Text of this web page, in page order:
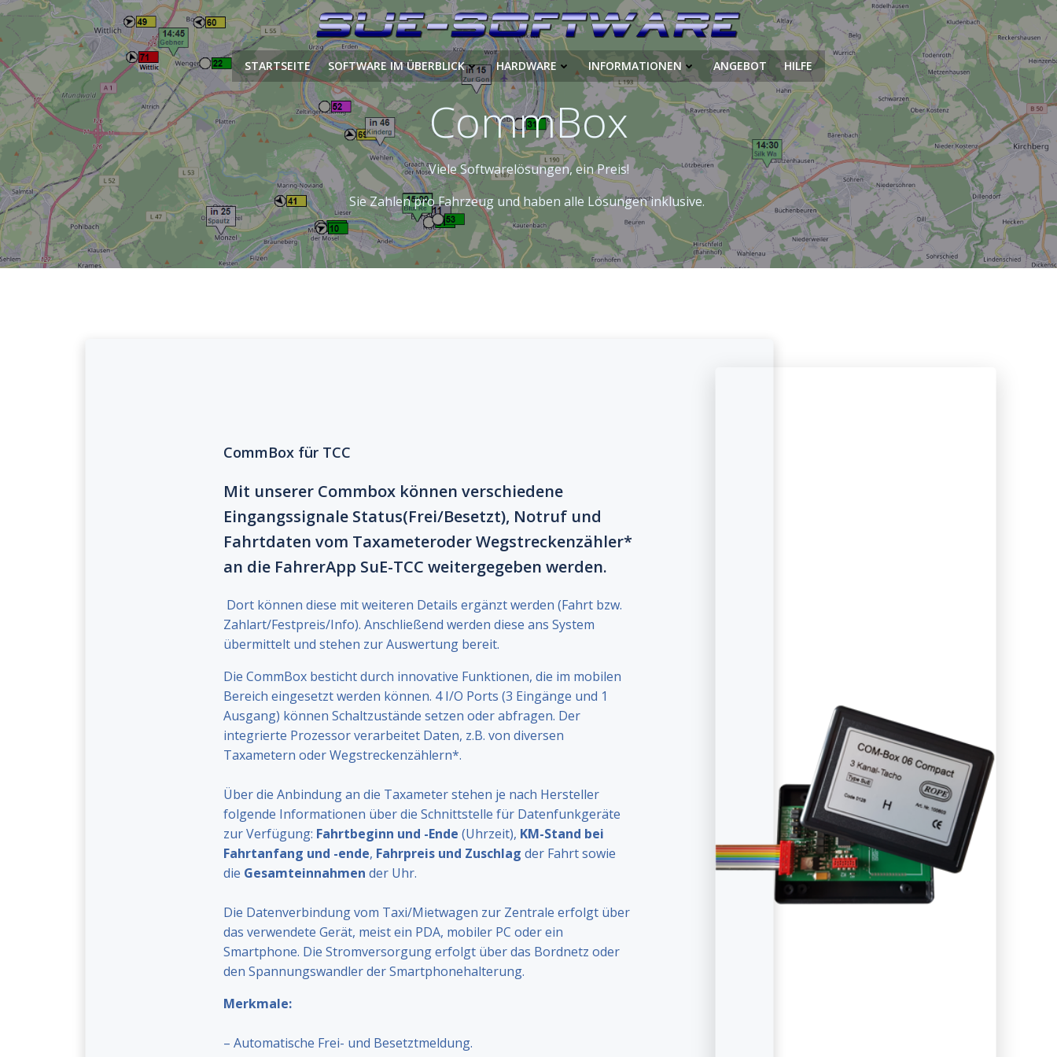
Zum
Inhalt
springen
STARTSEITE SOFTWARE IM ÜBERBLICK HARDWARE INFORMATIONEN ANGEBOT HILFE
CommBox
Viele Softwarelösungen, ein Preis!
Sie Zahlen pro Fahrzeug und haben alle Lösungen inklusive.
CommBox für TCC
Mit unserer Commbox können verschiedene
Eingangssignale Status(Frei/Besetzt), Notruf und
Fahrtdaten vom Taxameteroder Wegstreckenzähler*
an die FahrerApp SuE-TCC weitergegeben werden.
Dort können diese mit weiteren Details ergänzt werden (Fahrt bzw.
Zahlart/Festpreis/Info). Anschließend werden diese ans System
übermittelt und stehen zur Auswertung bereit.
Die CommBox besticht durch innovative Funktionen, die im mobilen
Bereich eingesetzt werden können. 4 I/O Ports (3 Eingänge und 1
Ausgang) können Schaltzustände setzen oder abfragen. Der
integrierte Prozessor verarbeitet Daten, z.B. von diversen
Taxametern oder Wegstreckenzählern*.
Über die Anbindung an die Taxameter stehen je nach Hersteller
folgende Informationen über die Schnittstelle für Datenfunkgeräte
zur Verfügung: Fahrtbeginn und -Ende (Uhrzeit), KM-Stand bei
Fahrtanfang und -ende, Fahrpreis und Zuschlag der Fahrt sowie
die Gesamteinnahmen der Uhr.
Die Datenverbindung vom Taxi/Mietwagen zur Zentrale erfolgt über
das verwendete Gerät, meist ein PDA, mobiler PC oder ein
Smartphone. Die Stromversorgung erfolgt über das Bordnetz oder
den Spannungswandler der Smartphonehalterung.
Merkmale:
– Automatische Frei- und Besetztmeldung.